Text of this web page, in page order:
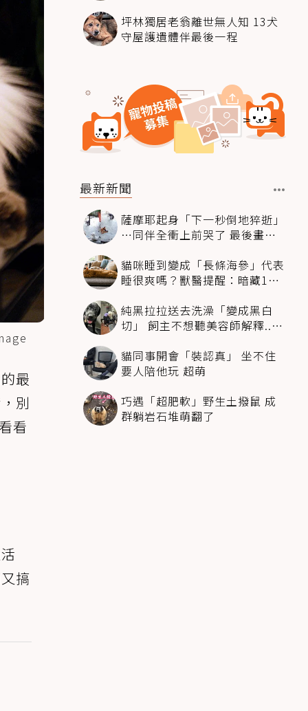
最
別
看
搞
坪林獨居老翁離世無人知 13犬
守屋護遺體伴最後一程
最新新聞
薩摩耶起身「下一秒倒地猝逝」
…同伴全衝上前哭了 最後畫面
貓咪睡到變成「長條海參」代表
睡很爽嗎？獸醫提醒：暗藏1種
純黑拉拉送去洗澡「變成黑白
切」 飼主不想聽美容師解釋..衝
貓同事開會「裝認真」 坐不住
要人陪他玩 超萌
巧遇「超肥軟」野生土撥鼠 成
群躺岩石堆萌翻了